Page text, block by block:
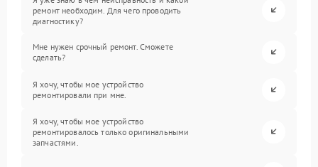
ремонт необходим. Для чего проводить
диагностику?
Мне нужен срочный ремонт. Сможете
сделать?
Я хочу, чтобы мое устройство
ремонтировали при мне.
Я хочу, чтобы мое устройство
ремонтировалось только оригинальными
запчастями.